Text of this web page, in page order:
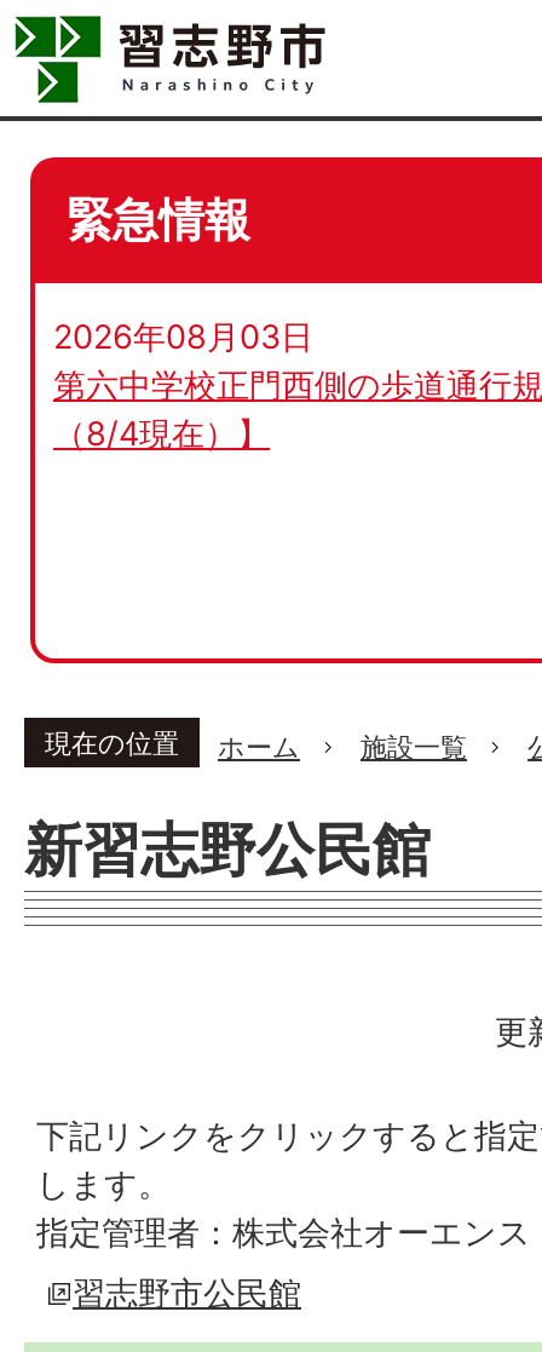
緊急情報
2026年08月03日
第六中学校正門西側の歩道通行
（8/4現在）】
現在の位置 ホーム 施設一覧
新習志野公民館
更
下記リンクをクリックすると指
します。
指定管理者：株式会社オーエンス
習志野市公民館